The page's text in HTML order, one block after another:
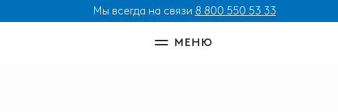
Мы всегда на связи 8 800 550 53 33
МЕНЮ